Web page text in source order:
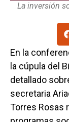
La inversión
En la
la cúpula del
detallado
secretaria
Torres Rosas